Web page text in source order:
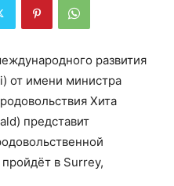
развития
от имени министра
Хита
представит
в Surrey,